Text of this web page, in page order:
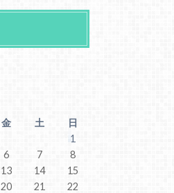
金 土
日
1
6 7
8
13 14
15
20 21
22